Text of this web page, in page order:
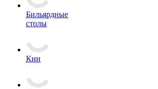
Бильярдные
столы
Кии